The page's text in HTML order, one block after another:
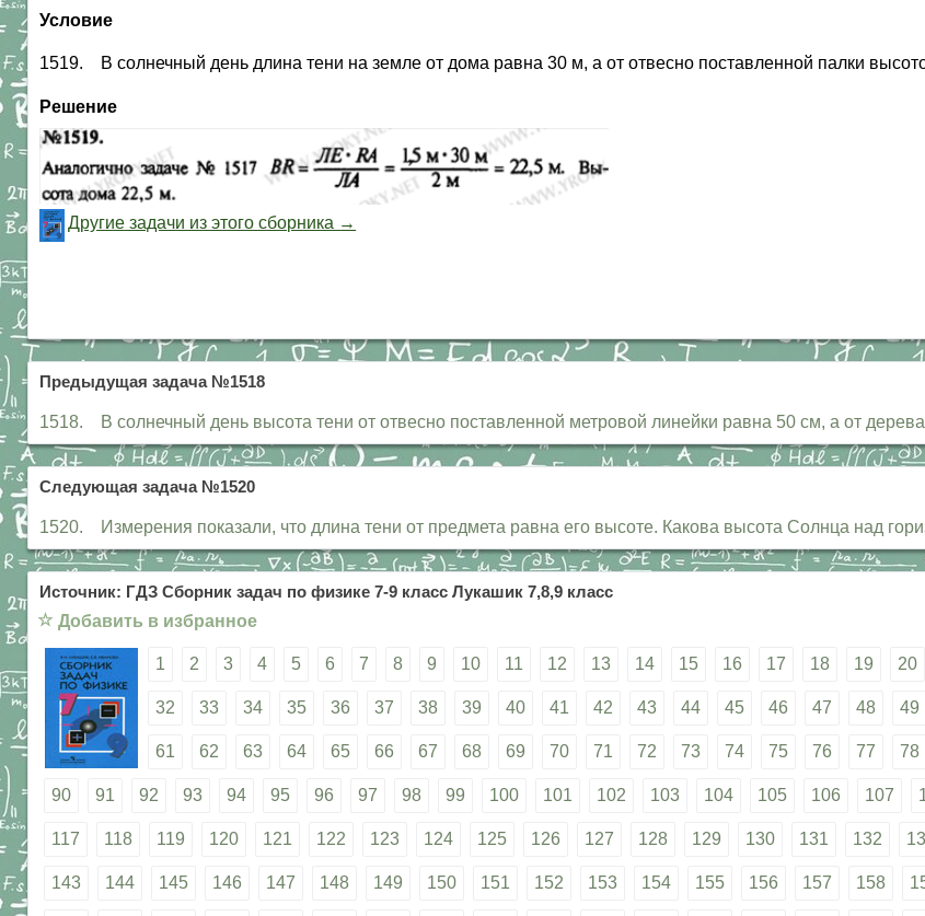
Условие
1519. В солнечный день длина тени на земле от дома равна 30 м, а от отвесно поставленной палки
Решение
Другие задачи из этого сборника →
Предыдущая задача №1518
1518. В солнечный день высота тени от отвесно поставленной метровой линейки равна 50 см, а от
Следующая задача №1520
1520. Измерения показали, что длина тени от предмета равна его высоте. Какова высота Солнца над
Источник: ГДЗ Сборник задач по физике 7-9 класс Лукашик 7,8,9 класс
☆ Добавить в избранное
1 2 3 4 5 6 7 8 9 10 11 12 13 14 15 16 17 18 19 20
32 33 34 35 36 37 38 39 40 41 42 43 44 45 46 47 48 49
61 62 63 64 65 66 67 68 69 70 71 72 73 74 75 76 77 78
90 91 92 93 94 95 96 97 98 99 100 101 102 103 104 105 106 107
117 118 119 120 121 122 123 124 125 126 127 128 129 130 131 132
143 144 145 146 147 148 149 150 151 152 153 154 155 156 157 158